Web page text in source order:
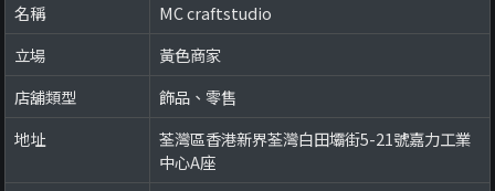
名稱
MC craftstudio
立場
黃色商家
店舖類型
飾品、零售
地址
荃灣區香港新界荃灣白田壩街5-21號嘉力工業
中心A座